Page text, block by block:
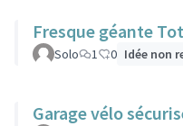
Fresque géante
Solo 1 0 Idée non
Garage vélo